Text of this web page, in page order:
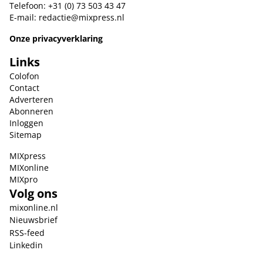
Telefoon: +31 (0) 73 503 43 47
E-mail: redactie@mixpress.nl
Onze privacyverklaring
Links
Colofon
Contact
Adverteren
Abonneren
Inloggen
Sitemap
MIXpress
MIXonline
MIXpro
Volg ons
mixonline.nl
Nieuwsbrief
RSS-feed
Linkedin